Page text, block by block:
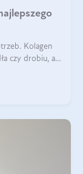
Kolagen
czy drobiu, a